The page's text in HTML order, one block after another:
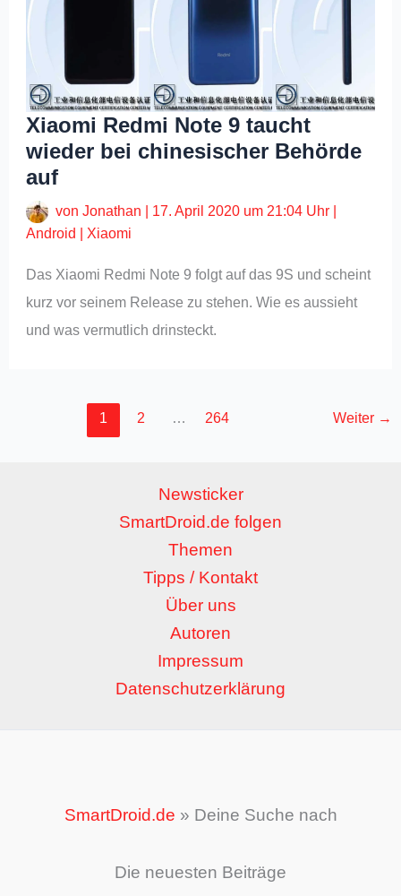
Xiaomi Redmi Note 9 taucht
wieder bei chinesischer Behörde
auf
vonJonathan 17. April 2020 um 21:04 Uhr
Android
Xiaomi
Das Xiaomi Redmi Note 9 folgt auf das 9S und scheint
kurz vor seinem Release zu stehen. Wie es aussieht
und was vermutlich drinsteckt.
1 2 … 264 Weiter →
Newsticker
SmartDroid.de folgen
Themen
Tipps / Kontakt
Über uns
Autoren
Impressum
Datenschutzerklärung
SmartDroid.de » Deine Suche nach
Die neuesten Beiträge